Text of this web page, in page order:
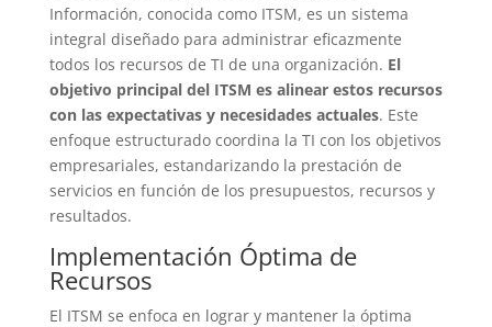
Información, conocida como ITSM, es un sistema
integral diseñado para administrar eficazmente
todos los recursos de TI de una organización. El
objetivo principal del ITSM es alinear estos recursos
con las expectativas y necesidades actuales. Este
enfoque estructurado coordina la TI con los objetivos
empresariales, estandarizando la prestación de
servicios en función de los presupuestos, recursos y
resultados.
Implementación Óptima de
Recursos
El ITSM se enfoca en lograr y mantener la óptima